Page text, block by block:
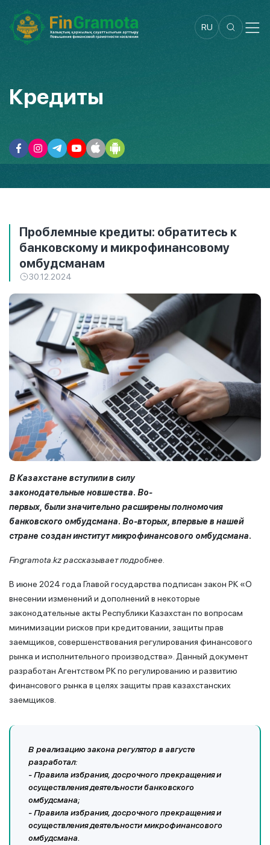
RU
Кредиты
Проблемные кредиты: обратитесь к
банковскому и микрофинансовому
омбудсманам
30.12.2024
ВКазахстане вступили в силу
законодательные новшества. Во-
первых, былизначительно расширены полномочия
банковского омбудсмана. Во-вторых, впервые в нашей
стране создан институтмикрофинансового омбудсмана.
Fingramota.kz рассказываетподробнее.
В июне 2024 года Главой государства подписан закон РК «О
внесении изменений и дополнений в некоторые
законодательные акты Республики Казахстан по вопросам
минимизации рисков при кредитовании, защиты прав
заемщиков, совершенствования регулирования финансового
рынка и исполнительного производства». Данный документ
разработан Агентством РК по регулированию и развитию
финансового рынка в целях защиты прав казахстанских
заемщиков.
В реализацию закона регулятор в августе
разработал:
- Правила избрания, досрочного прекращения и
осуществления деятельности банковского
омбудсмана;
- Правила избрания, досрочного прекращения и
осуществления деятельности микрофинансового
омбудсмана.